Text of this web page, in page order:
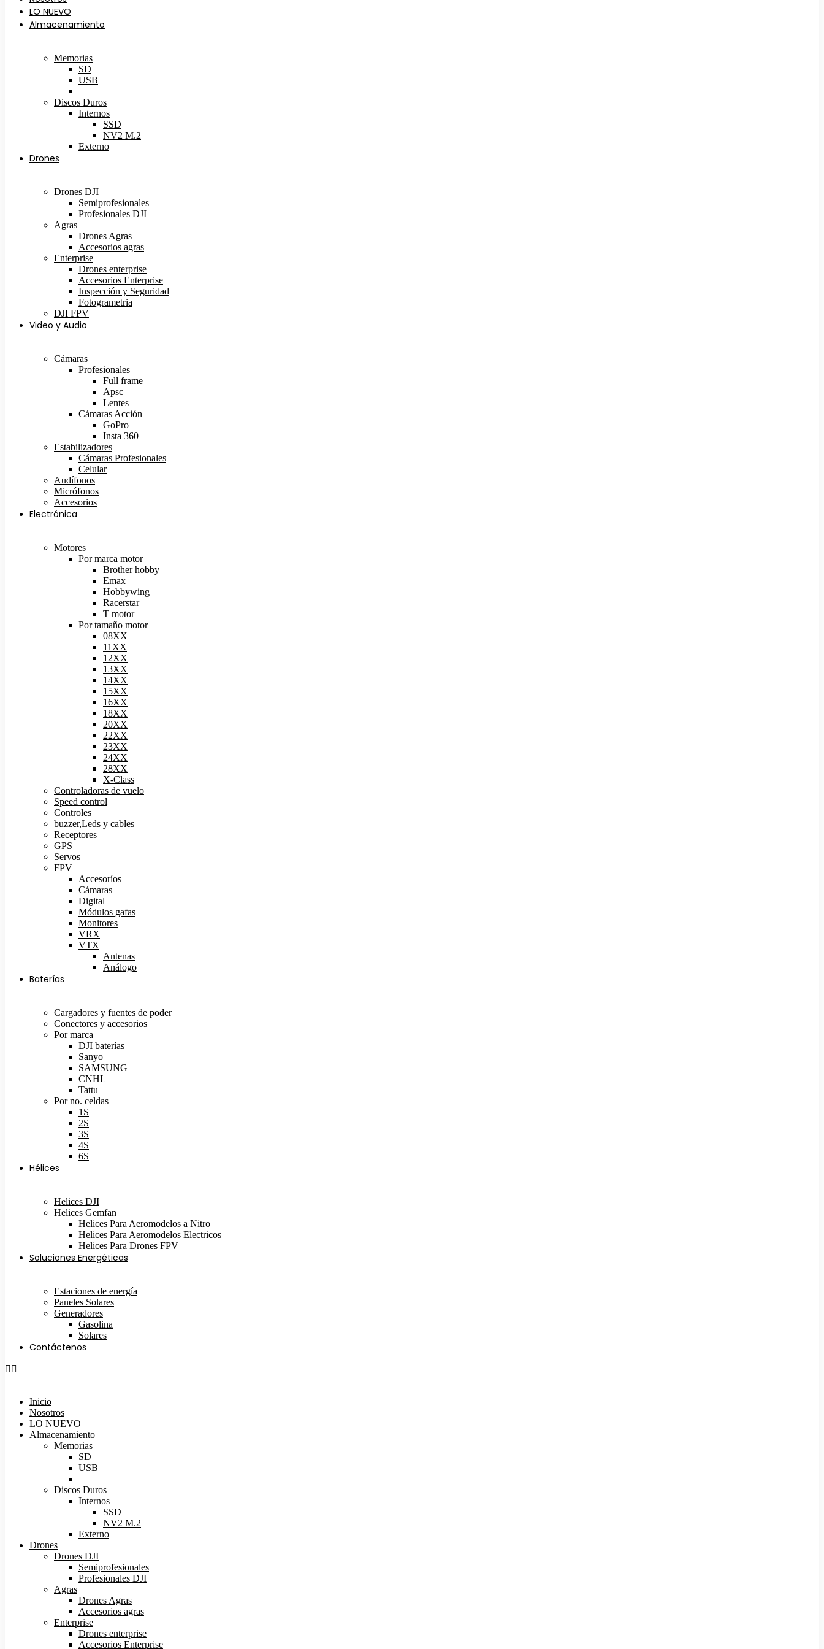
LO NUEVO
Almacenamiento
Memorias
SD
USB
Discos Duros
Internos
SSD
NV2 M.2
Externo
Drones
Drones DJI
Semiprofesionales
Profesionales DJI
Agras
Drones Agras
Accesorios agras
Enterprise
Drones enterprise
Accesorios Enterprise
Inspección y Seguridad
Fotogrametria
DJI FPV
Video y Audio
Cámaras
Profesionales
Full frame
Apsc
Lentes
Cámaras Acción
GoPro
Insta 360
Estabilizadores
Cámaras Profesionales
Celular
Audífonos
Micrófonos
Accesorios
Electrónica
Motores
Por marca motor
Brother hobby
Emax
Hobbywing
Racerstar
T motor
Por tamaño motor
08XX
11XX
12XX
13XX
14XX
15XX
16XX
18XX
20XX
22XX
23XX
24XX
28XX
X-Class
Controladoras de vuelo
Speed control
Controles
buzzer,Leds y cables
Receptores
GPS
Servos
FPV
Accesoríos
Cámaras
Digital
Módulos gafas
Monitores
VRX
VTX
Antenas
Análogo
Baterías
Cargadores y fuentes de poder
Conectores y accesorios
Por marca
DJI baterías
Sanyo
SAMSUNG
CNHL
Tattu
Por no. celdas
1S
2S
3S
4S
6S
Hélices
Helices DJI
Helices Gemfan
Helices Para Aeromodelos a Nitro
Helices Para Aeromodelos Electricos
Helices Para Drones FPV
Soluciones Energéticas
Estaciones de energía
Paneles Solares
Generadores
Gasolina
Solares
Contáctenos
Inicio
Nosotros
LO NUEVO
Almacenamiento
Memorias
SD
USB
Discos Duros
Internos
SSD
NV2 M.2
Externo
Drones
Drones DJI
Semiprofesionales
Profesionales DJI
Agras
Drones Agras
Accesorios agras
Enterprise
Drones enterprise
Accesorios Enterprise